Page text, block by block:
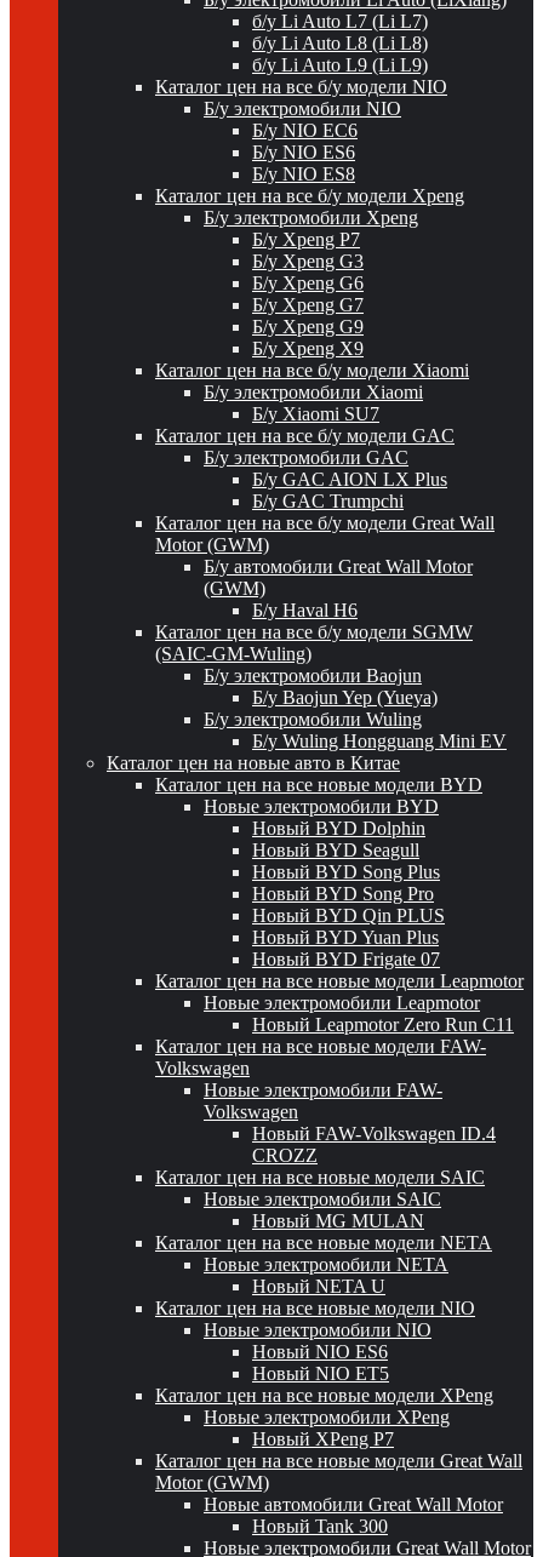
б/у Li Auto L7 (Li L7)
б/у Li Auto L8 (Li L8)
б/у Li Auto L9 (Li L9)
Каталог цен на все б/у модели NIO
Б/у электромобили NIO
Б/у NIO EC6
Б/у NIO ES6
Б/у NIO ES8
Каталог цен на все б/у модели Xpeng
Б/у электромобили Xpeng
Б/у Xpeng P7
Б/у Xpeng G3
Б/у Xpeng G6
Б/у Xpeng G7
Б/у Xpeng G9
Б/у Xpeng X9
Каталог цен на все б/у модели Xiaomi
Б/у электромобили Xiaomi
Б/у Xiaomi SU7
Каталог цен на все б/у модели GAC
Б/у электромобили GAC
Б/у GAC AION LX Plus
Б/у GAC Trumpchi
Каталог цен на все б/у модели Great Wall
Motor (GWM)
Б/у автомобили Great Wall Motor
(GWM)
Б/у Haval H6
Каталог цен на все б/у модели SGMW
(SAIC-GM-Wuling)
Б/у электромобили Baojun
Б/у Baojun Yep (Yueya)
Б/у электромобили Wuling
Б/у Wuling Hongguang Mini EV
Каталог цен на новые авто в Китае
Каталог цен на все новые модели BYD
Новые электромобили BYD
Новый BYD Dolphin
Новый BYD Seagull
Новый BYD Song Plus
Новый BYD Song Pro
Новый BYD Qin PLUS
Новый BYD Yuan Plus
Новый BYD Frigate 07
Каталог цен на все новые модели Leapmotor
Новые электромобили Leapmotor
Новый Leapmotor Zero Run C11
Каталог цен на все новые модели FAW-
Volkswagen
Новые электромобили FAW-
Volkswagen
Новый FAW-Volkswagen ID.4
CROZZ
Каталог цен на все новые модели SAIC
Новые электромобили SAIC
Новый MG MULAN
Каталог цен на все новые модели NETA
Новые электромобили NETA
Новый NETA U
Каталог цен на все новые модели NIO
Новые электромобили NIO
Новый NIO ES6
Новый NIO ET5
Каталог цен на все новые модели XPeng
Новые электромобили XPeng
Новый XPeng P7
Каталог цен на все новые модели Great Wall
Motor (GWM)
Новые автомобили Great Wall Motor
Новый Tank 300
Новые электромобили Great Wall Motor